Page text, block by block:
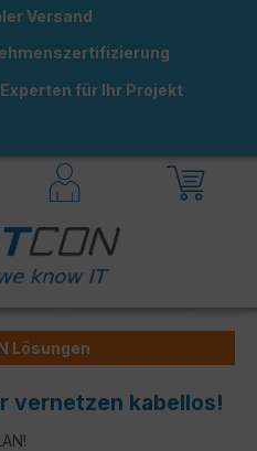
Versand
für Ihr Projekt
Lösungen
vernetzen kabellos!